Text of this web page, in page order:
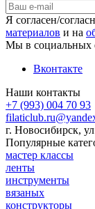
Я согласен/
материалов и на
Мы в социальных
Вконтакте
Наши контакты
+7 (993) 004 70 93
г. Новосибирск,
Популярные
мастер классы
ленты
инструменты
вязаных
конструкторы